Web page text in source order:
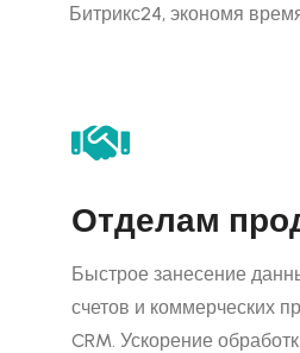
Битрикс24, экономя
Отделам
Быстрое занесение
счетов и коммерческих
CRM. Ускорение